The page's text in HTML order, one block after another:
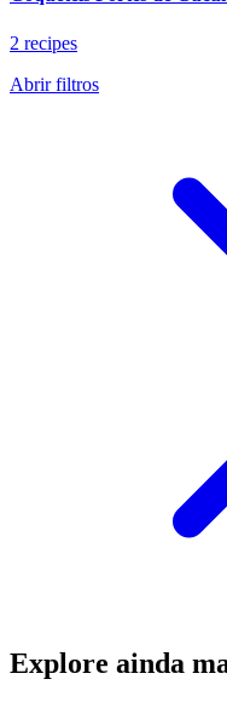
2 recipes
Abrir filtros
Explore ainda